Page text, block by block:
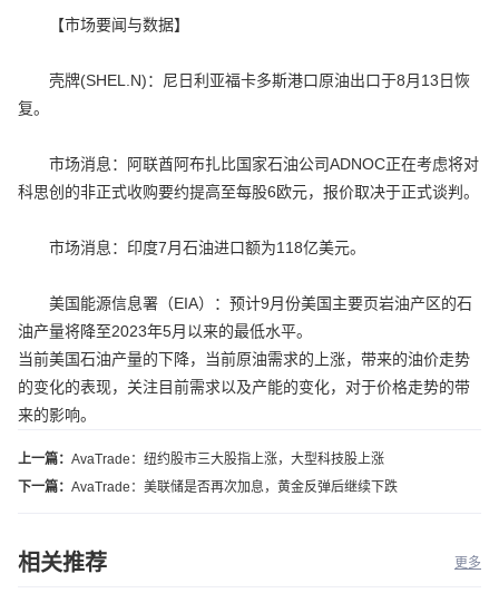
【市场要闻与数据】
壳牌(SHEL.N)：尼日利亚福卡多斯港口原油出口于8月13日恢
复。
市场消息：阿联酋阿布扎比国家石油公司ADNOC正在考虑将对
科思创的非正式收购要约提高至每股6欧元，报价取决于正式谈判。
市场消息：印度7月石油进口额为118亿美元。
美国能源信息署（EIA）：预计9月份美国主要页岩油产区的石
油产量将降至2023年5月以来的最低水平。
当前美国石油产量的下降，当前原油需求的上涨，带来的油价走势
的变化的表现，关注目前需求以及产能的变化，对于价格走势的带
来的影响。
上一篇： AvaTrade：纽约股市三大股指上涨，大型科技股上涨
下一篇： AvaTrade：美联储是否再次加息，黄金反弹后继续下跌
相关推荐 更多